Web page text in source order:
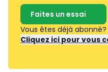
Faites un essai
Vous êtes déjà abonné?
Cliquez ici pour vous